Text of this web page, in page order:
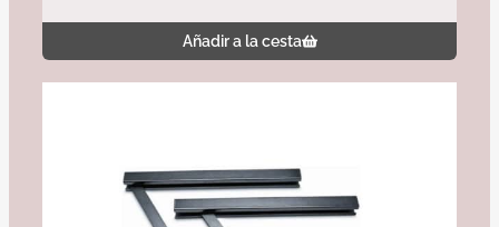
Añadir a la cesta